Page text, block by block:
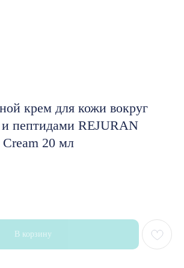
крем для кожи вокруг
пептидами REJURAN
20 мл
В корзину